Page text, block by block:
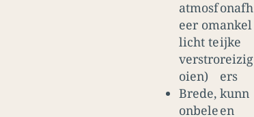
atmosf
eer om
licht te
verstro
oien)
Brede,
onbele
onafh
ankel
ijke
reizig
ers
kunn
en